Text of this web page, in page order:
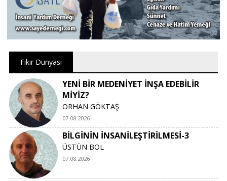
Fikir Dünyası
YENİ BİR MEDENİYET İNŞA EDEBİLİR
MİYİZ?
ORHAN GÖKTAŞ
07.08.2026
BİLGİNİN İNSANİLEŞTİRİLMESİ-3
ÜSTÜN BOL
07.08.2026